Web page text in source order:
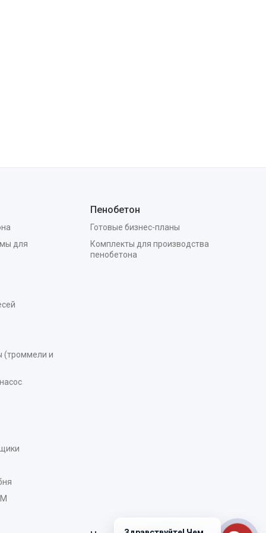
для
(троммели и
Пенобетон
Готовые бизнес-планы
Комплекты для производства
пенобетона